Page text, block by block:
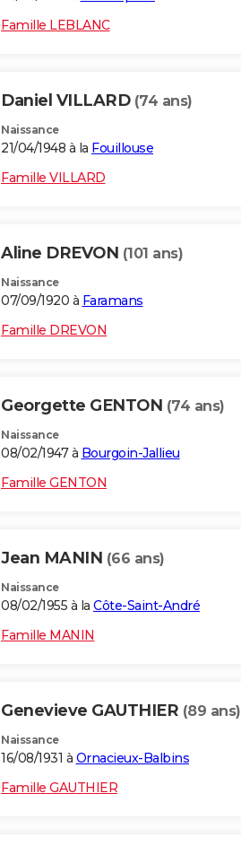
Famille LEBLANC
Daniel VILLARD (74 ans)
Naissance
21/04/1948 à la Fouillouse
Famille VILLARD
Aline DREVON (101 ans)
Naissance
07/09/1920 à Faramans
Famille DREVON
Georgette GENTON (74 ans)
Naissance
08/02/1947 à Bourgoin-Jallieu
Famille GENTON
Jean MANIN (66 ans)
Naissance
08/02/1955 à la Côte-Saint-André
Famille MANIN
Genevieve GAUTHIER (89 ans)
Naissance
16/08/1931 à Ornacieux-Balbins
Famille GAUTHIER